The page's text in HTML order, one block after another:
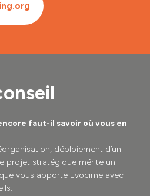
faut-il savoir où vous en
déploiement d’un
projet stratégique mérite un
vous apporte Evocime avec